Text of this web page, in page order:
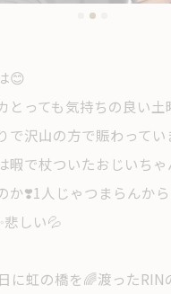
😊
とっても気持ちの良い土
で沢山の方で賑わって
暇で杖ついたおじいち
か❣️1人じゃつまらんか
悲しい💦
に虹の橋を🌈渡ったRIN